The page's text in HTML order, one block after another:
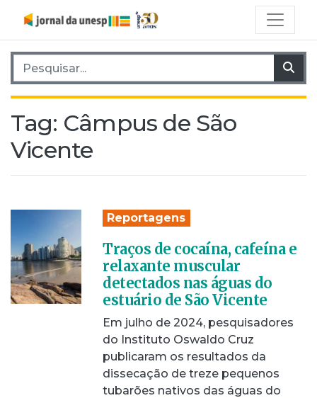
Pesquisar por:
Tag: Câmpus de São
Vicente
Reportagens
Traços de cocaína, cafeína e
relaxante muscular
detectados nas águas do
estuário de São Vicente
Em julho de 2024, pesquisadores
do Instituto Oswaldo Cruz
publicaram os resultados da
dissecação de treze pequenos
tubarões nativos das águas do